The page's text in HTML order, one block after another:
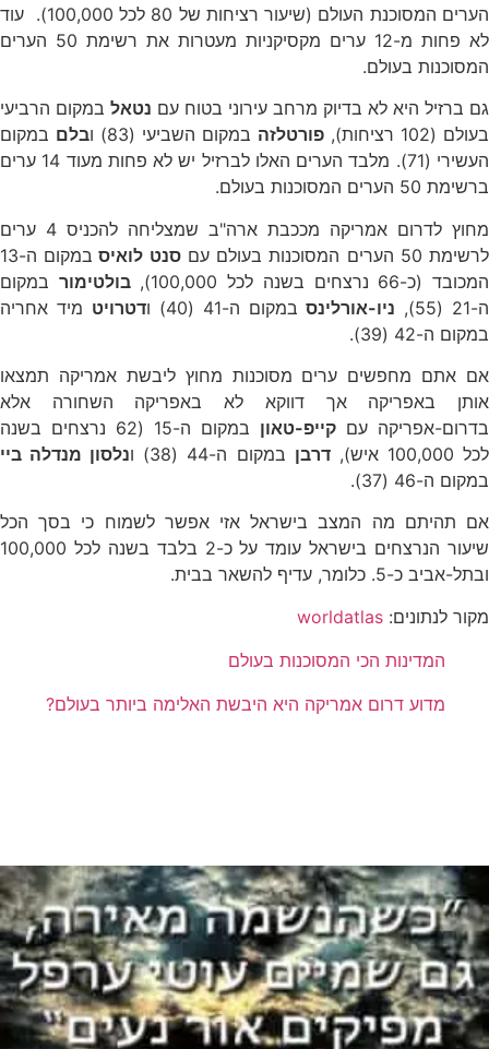
הערים המסוכנת העולם (שיעור רציחות של 80 לכל 100,000). עוד
לא פחות מ-12 ערים מקסיקניות מעטרות את רשימת 50 הערים
המסוכנות בעולם.
גם ברזיל היא לא בדיוק מרחב עירוני בטוח עם נטאל במקום הרביעי
בעולם (102 רציחות),
פורטלזה במקום השביעי (83) ו בלם במקום
העשירי (71). מלבד הערים האלו לברזיל יש לא פחות מעוד 14 ערים
ברשימת 50 הערים המסוכנות בעולם.
מחוץ לדרום אמריקה מככבת ארה"ב שמצליחה להכניס 4 ערים
לרשימת 50 הערים המסוכנות בעולם עם
סנט לואיס
במקום ה-13
המכובד (כ-66 נרצחים בשנה לכל 100,000),
בולטימור במקום
ה-21 (55),
ניו-אורלינס במקום ה-41 (40) ו דטרויט מיד אחריה
במקום ה-42 (39).
אם אתם מחפשים ערים מסוכנות מחוץ ליבשת אמריקה תמצאו
אותן באפריקה אך דווקא לא באפריקה השחורה אלא
בדרום-אפריקה עם קייפ-טאון
במקום ה-15 (62 נרצחים בשנה
לכל 100,000 איש),
דרבן במקום ה-44 (38) ו
נלסון מנדלה ביי
במקום ה-46 (37).
אם תהיתם מה המצב בישראל אזי אפשר לשמוח כי בסך הכל
שיעור הנרצחים בישראל עומד על כ-2 בלבד בשנה לכל 100,000
ובתל-אביב כ-5. כלומר, עדיף להשאר בבית.
מקור לנתונים: worldatlas
המדינות הכי המסוכנות בעולם
מדוע דרום אמריקה היא היבשת האלימה ביותר בעולם?